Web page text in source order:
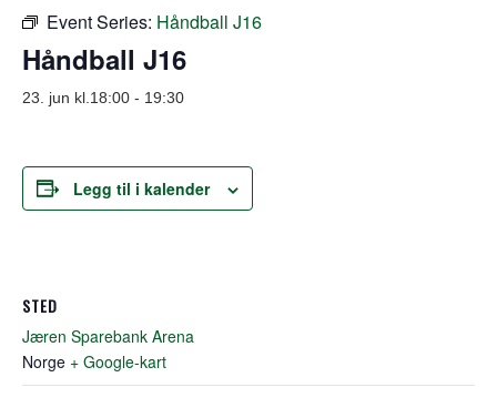
Event Series: Håndball J16
Håndball J16
23. jun kl.18:00 - 19:30
Legg til i kalender
STED
Jæren Sparebank Arena
Norge + Google-kart